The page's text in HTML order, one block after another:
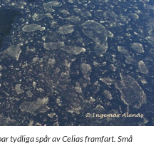
tydliga spår av Celias framfart. Små